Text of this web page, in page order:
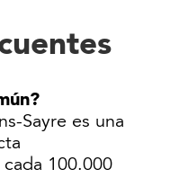
Sayre es una
100.000